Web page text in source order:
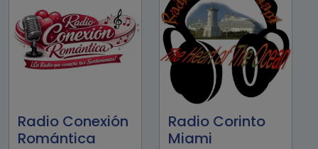
Radio Conexión
Romántica
Radio Corinto
Miami